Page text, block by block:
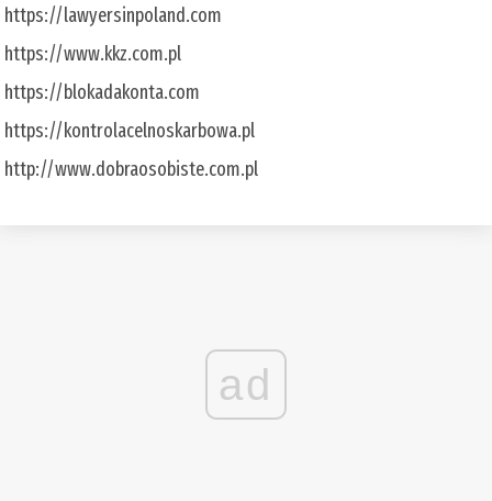
https://lawyersinpoland.com
https://www.kkz.com.pl
https://blokadakonta.com
https://kontrolacelnoskarbowa.pl
http://www.dobraosobiste.com.pl
ad